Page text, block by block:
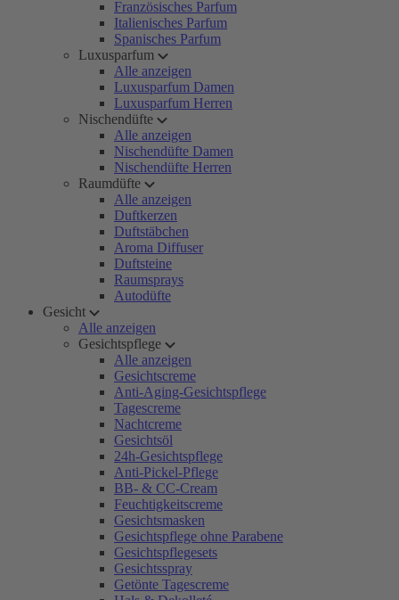
Französisches Parfum
Italienisches Parfum
Spanisches Parfum
Luxusparfum
Alle anzeigen
Luxusparfum Damen
Luxusparfum Herren
Nischendüfte
Alle anzeigen
Nischendüfte Damen
Nischendüfte Herren
Raumdüfte
Alle anzeigen
Duftkerzen
Duftstäbchen
Aroma Diffuser
Duftsteine
Raumsprays
Autodüfte
Gesicht
Alle anzeigen
Gesichtspflege
Alle anzeigen
Gesichtscreme
Anti-Aging-Gesichtspflege
Tagescreme
Nachtcreme
Gesichtsöl
24h-Gesichtspflege
Anti-Pickel-Pflege
BB- & CC-Cream
Feuchtigkeitscreme
Gesichtsmasken
Gesichtspflege ohne Parabene
Gesichtspflegesets
Gesichtsspray
Getönte Tagescreme